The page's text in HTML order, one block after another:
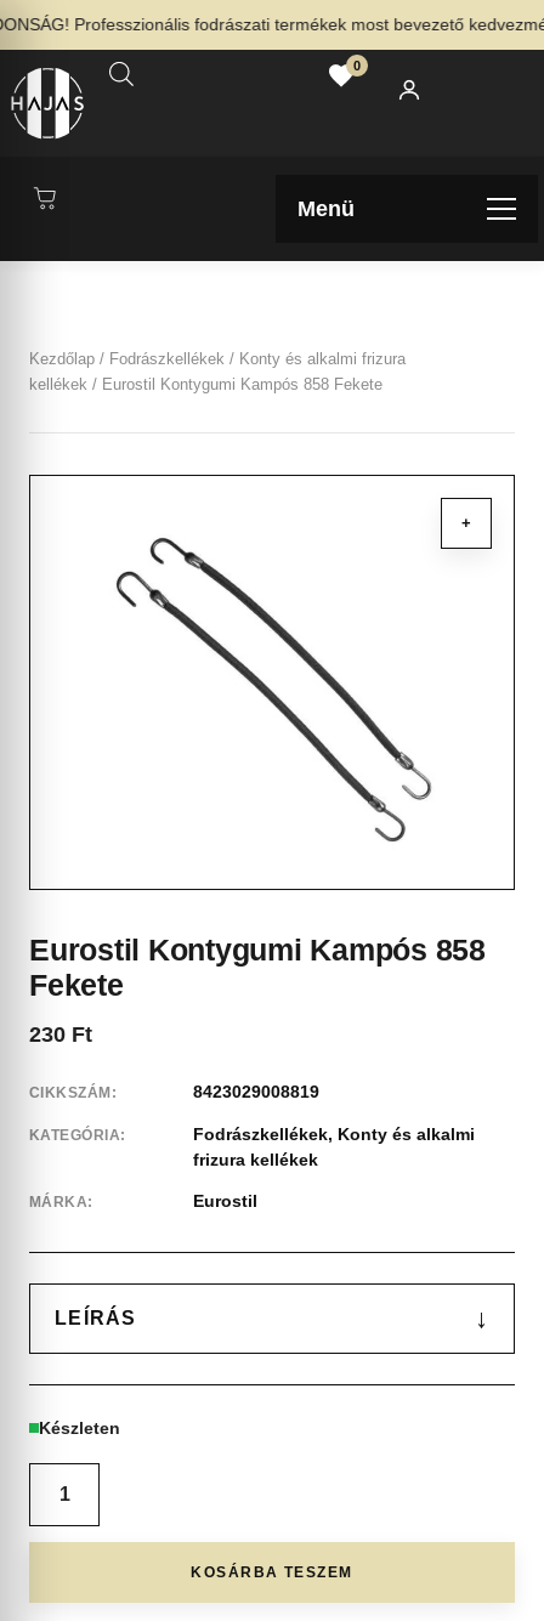
Professzionális fodrászati termékek most bevezető
0
Menü
Kezdőlap / Fodrászkellékek / Konty és alkalmi frizura
kellékek / Eurostil Kontygumi Kampós 858 Fekete
+
Eurostil Kontygumi Kampós 858
Fekete
230 Ft
CIKKSZÁM: 8423029008819
KATEGÓRIA: Fodrászkellékek, Konty és alkalmi
frizura kellékek
MÁRKA: Eurostil
LEÍRÁS ↓
Készleten
KOSÁRBA TESZEM